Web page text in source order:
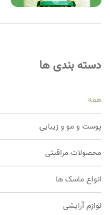
دسته بندی ها
همه
پوست و مو و زیبایی
محصولات مراقبتی
انواع ماسک ها
لوازم آرایشی